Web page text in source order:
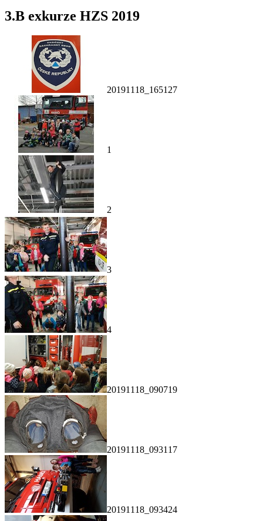
3.B exkurze HZS 2019
20191118_165127
1
2
3
4
20191118_090719
20191118_093117
20191118_093424